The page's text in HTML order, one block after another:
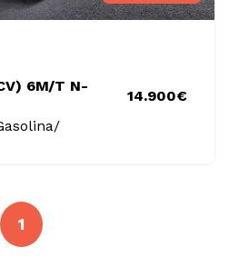
6M/T N-
14.900€
1